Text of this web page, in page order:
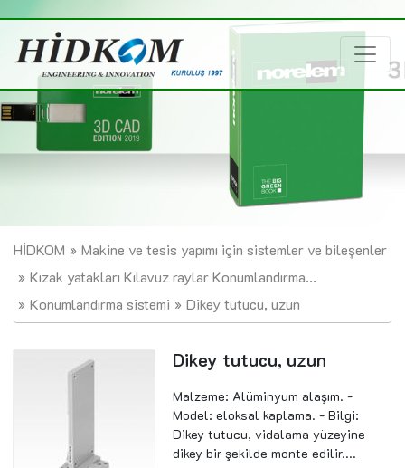
HİDKOM
Makine ve tesis yapımı için sistemler ve bileşenler
Kızak yatakları Kılavuz raylar Konumlandırma...
Konumlandırma sistemi
Dikey tutucu, uzun
Dikey tutucu, uzun
Malzeme: Alüminyum alaşım. -
Model: eloksal kaplama. - Bilgi:
Dikey tutucu, vidalama yüzeyine
dikey bir şekilde monte edilir....